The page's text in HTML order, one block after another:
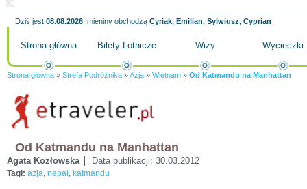
Dziś jest 08.08.2026 Imieniny obchodzą Cyriak, Emilian, Sylwiusz, Cyprian
Strona główna Bilety Lotnicze Wizy Wycieczki
Strona główna » Strefa Podróżnika »Azja » Wietnam » Od Katmandu na Manhattan
Od Katmandu na Manhattan
Agata Kozłowska Data publikacji: 30.03.2012
Tagi: azja, nepal , katmandu